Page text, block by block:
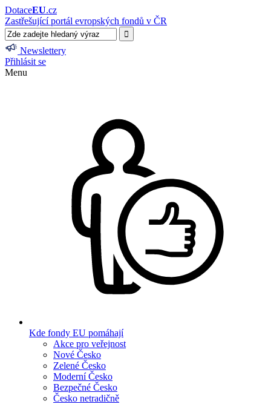
DotaceEU.cz
Zastřešující portál evropských fondů v ČR
Newslettery
Přihlásit se
Menu
Kde fondy EU pomáhají
Akce pro veřejnost
Nové Česko
Zelené Česko
Moderní Česko
Bezpečné Česko
Česko netradičně